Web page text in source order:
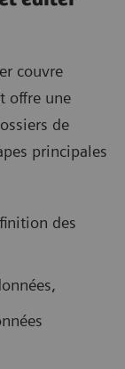
couvre
offre une
de
principales
des